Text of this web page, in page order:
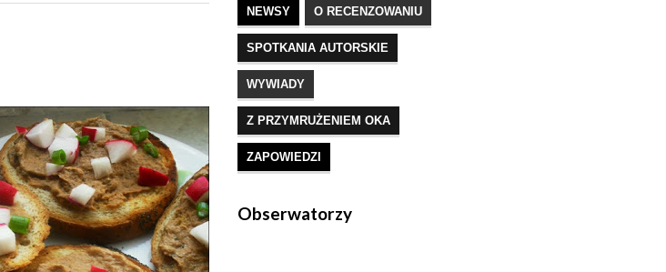
NEWSY O RECENZOWANIU
SPOTKANIA AUTORSKIE
WYWIADY
Z PRZYMRUŻENIEM OKA
ZAPOWIEDZI
Obserwatorzy